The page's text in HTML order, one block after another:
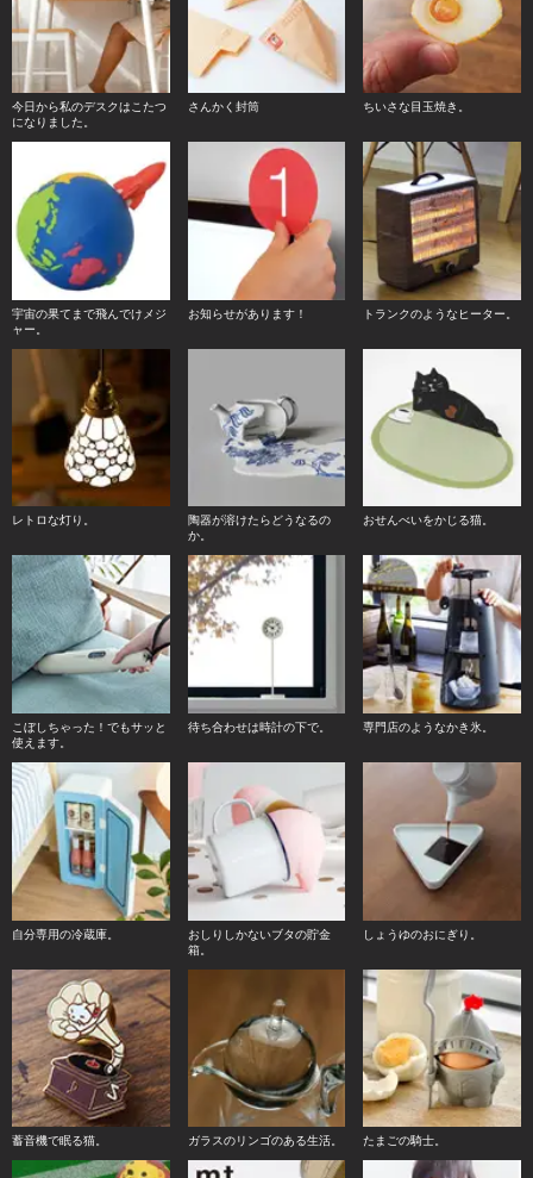
今日から私のデスクはこたつ
になりました。
さんかく封筒 ちいさな目玉焼き。
宇宙の果てまで飛んでけメジ
ャー。
お知らせがあります！ トランクのようなヒーター。
レトロな灯り。
陶器が溶けたらどうなるの
か。
おせんべいをかじる猫。
こぼしちゃった！でもサッと
使えます。
待ち合わせは時計の下で。 専門店のようなかき氷。
自分専用の冷蔵庫。
おしりしかないブタの貯金
箱。
しょうゆのおにぎり。
蓄音機で眠る猫。 ガラスのリンゴのある生活。 たまごの騎士。